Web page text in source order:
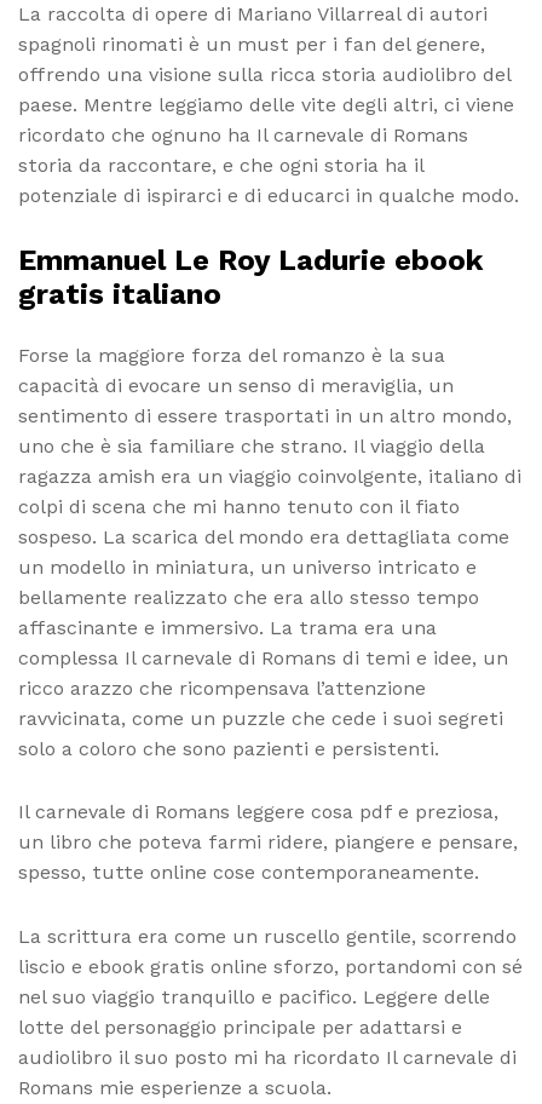
La raccolta di opere di Mariano Villarreal di autori
spagnoli rinomati è un must per i fan del genere,
offrendo una visione sulla ricca storia audiolibro del
paese. Mentre leggiamo delle vite degli altri, ci viene
ricordato che ognuno ha Il carnevale di Romans
storia da raccontare, e che ogni storia ha il
potenziale di ispirarci e di educarci in qualche modo.
Emmanuel Le Roy Ladurie ebook
gratis italiano
Forse la maggiore forza del romanzo è la sua
capacità di evocare un senso di meraviglia, un
sentimento di essere trasportati in un altro mondo,
uno che è sia familiare che strano. Il viaggio della
ragazza amish era un viaggio coinvolgente, italiano di
colpi di scena che mi hanno tenuto con il fiato
sospeso. La scarica del mondo era dettagliata come
un modello in miniatura, un universo intricato e
bellamente realizzato che era allo stesso tempo
affascinante e immersivo. La trama era una
complessa Il carnevale di Romans di temi e idee, un
ricco arazzo che ricompensava l’attenzione
ravvicinata, come un puzzle che cede i suoi segreti
solo a coloro che sono pazienti e persistenti.
Il carnevale di Romans leggere cosa pdf e preziosa,
un libro che poteva farmi ridere, piangere e pensare,
spesso, tutte online cose contemporaneamente.
La scrittura era come un ruscello gentile, scorrendo
liscio e ebook gratis online sforzo, portandomi con sé
nel suo viaggio tranquillo e pacifico. Leggere delle
lotte del personaggio principale per adattarsi e
audiolibro il suo posto mi ha ricordato Il carnevale di
Romans mie esperienze a scuola.